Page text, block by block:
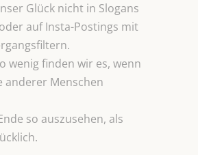
Glück nicht in Slogans
auf Insta-Postings mit
wenig finden wir es, wenn
anderer Menschen
so auszusehen, als